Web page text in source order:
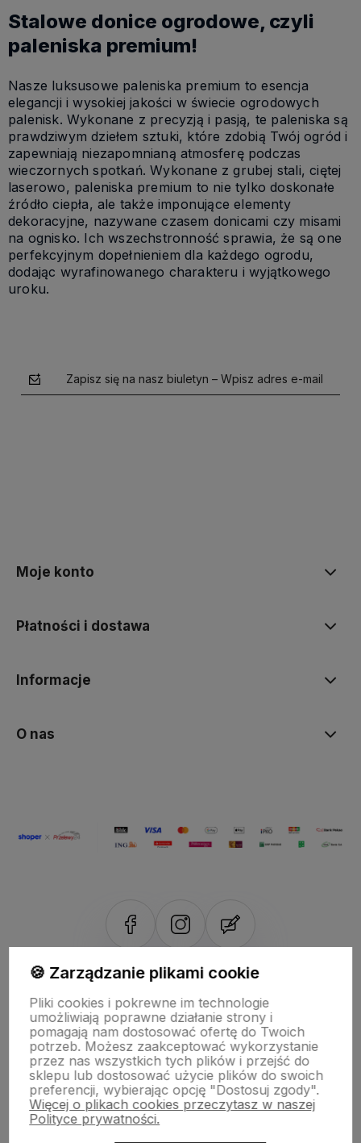
Stalowe donice ogrodowe, czyli
paleniska premium!
Nasze luksusowe paleniska premium to esencja
elegancji i wysokiej jakości w świecie ogrodowych
palenisk. Wykonane z precyzją i pasją, te paleniska są
prawdziwym dziełem sztuki, które zdobią Twój ogród i
zapewniają niezapomnianą atmosferę podczas
wieczornych spotkań. Wykonane z grubej stali, ciętej
laserowo, paleniska premium to nie tylko doskonałe
źródło ciepła, ale także imponujące elementy
dekoracyjne, nazywane czasem donicami czy misami
na ognisko. Ich wszechstronność sprawia, że są one
perfekcyjnym dopełnieniem dla każdego ogrodu,
dodając wyrafinowanego charakteru i wyjątkowego
uroku.
Zapisz się na nasz biuletyn – Wpisz adres e-mail
Moje konto
Płatności i dostawa
Informacje
O nas
NASZE ODZNAKI
wyróżnienia są przyznawane przez
🍪 Zarządzanie plikami cookie
Pliki cookies i pokrewne im technologie
umożliwiają poprawne działanie strony i
pomagają nam dostosować ofertę do Twoich
potrzeb. Możesz zaakceptować wykorzystanie
przez nas wszystkich tych plików i przejść do
sklepu lub dostosować użycie plików do swoich
preferencji, wybierając opcję "Dostosuj zgody".
Więcej o plikach cookies przeczytasz w naszej
Polityce prywatności.